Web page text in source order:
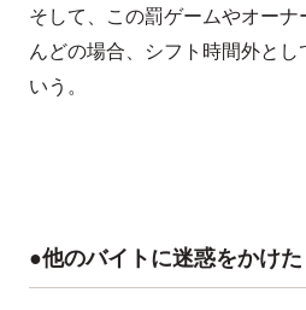
そして、この罰ゲームやオー
んどの場合、シフト時間外と
いう。
●他のバイトに迷惑をかけ